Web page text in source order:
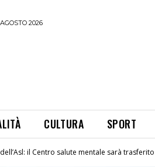
2026
CULTURA SPORT
dell’Asl: il Centro salute mentale sarà